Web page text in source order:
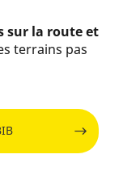
sur la route et
terrains pas